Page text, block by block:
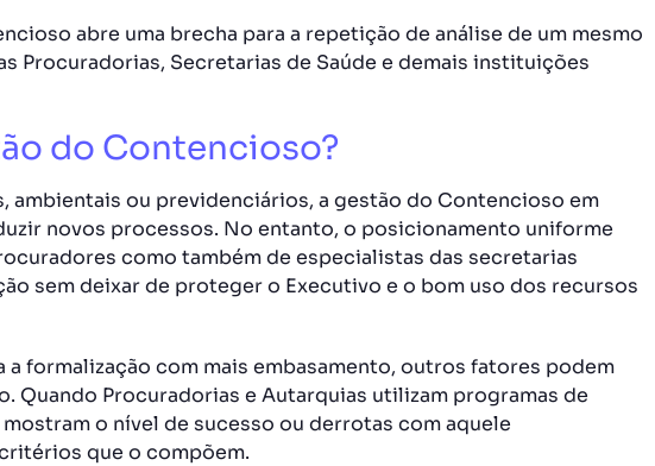
abre uma brecha para a repetição de análise de um mesmo
Procuradorias, Secretarias de Saúde e demais instituições
do Contencioso?
ambientais ou previdenciários, a gestão do Contencioso em
novos processos. No entanto, o posicionamento uniforme
como também de especialistas das secretarias
sem deixar de proteger o Executivo e o bom uso dos recursos
formalização com mais embasamento, outros fatores podem
Quando Procuradorias e Autarquias utilizam programas de
o nível de sucesso ou derrotas com aquele
que o compõem.